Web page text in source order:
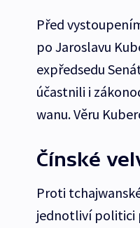
Před
po Jaroslavu
expředsedu
účastnili i
wanu. Věru
Čínské
Proti
jednotliví politici